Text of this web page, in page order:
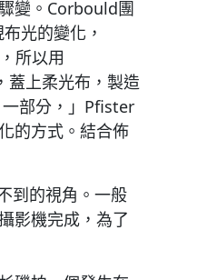
變。Corbould團
光的變化，
所以用
上柔光布，製造
部分，」Pfister
的方式。結合佈
到的視角。一般
影機完成，為了